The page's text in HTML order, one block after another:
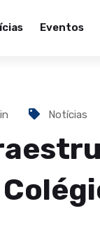
Eventos
Notícias